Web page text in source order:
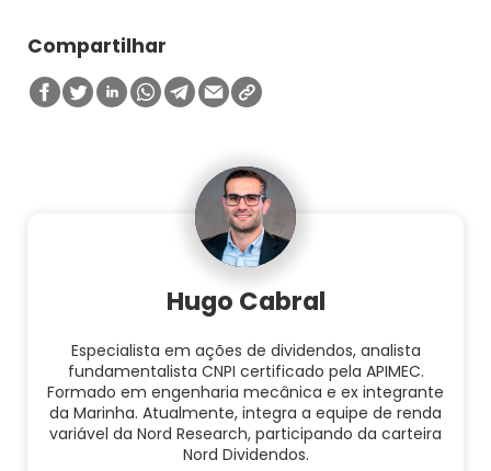
Compartilhar
Hugo Cabral
Especialista em ações de dividendos, analista
fundamentalista CNPI certificado pela APIMEC.
Formado em engenharia mecânica e ex integrante
da Marinha. Atualmente, integra a equipe de renda
variável da Nord Research, participando da carteira
Nord Dividendos.